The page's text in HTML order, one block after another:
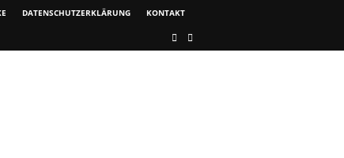
DATENSCHUTZERKLÄRUNG KONTAKT